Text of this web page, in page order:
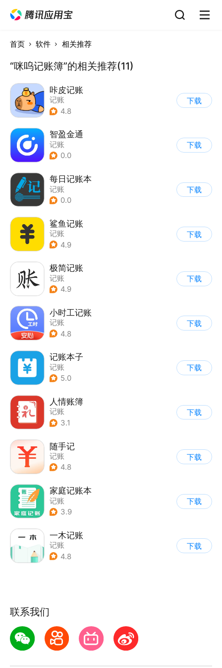
首页 软件 相关推荐
“咪呜记账簿”的相关推荐(11)
咔皮记账
记账
4.8
下载
智盈金通
记账
0.0
下载
每日记账本
记账
0.0
下载
鲨鱼记账
记账
4.9
下载
极简记账
记账
4.9
下载
小时工记账
记账
4.8
下载
记账本子
记账
5.0
下载
人情账簿
记账
3.1
下载
随手记
记账
4.8
下载
家庭记账本
记账
3.9
下载
一木记账
记账
4.8
下载
联系我们